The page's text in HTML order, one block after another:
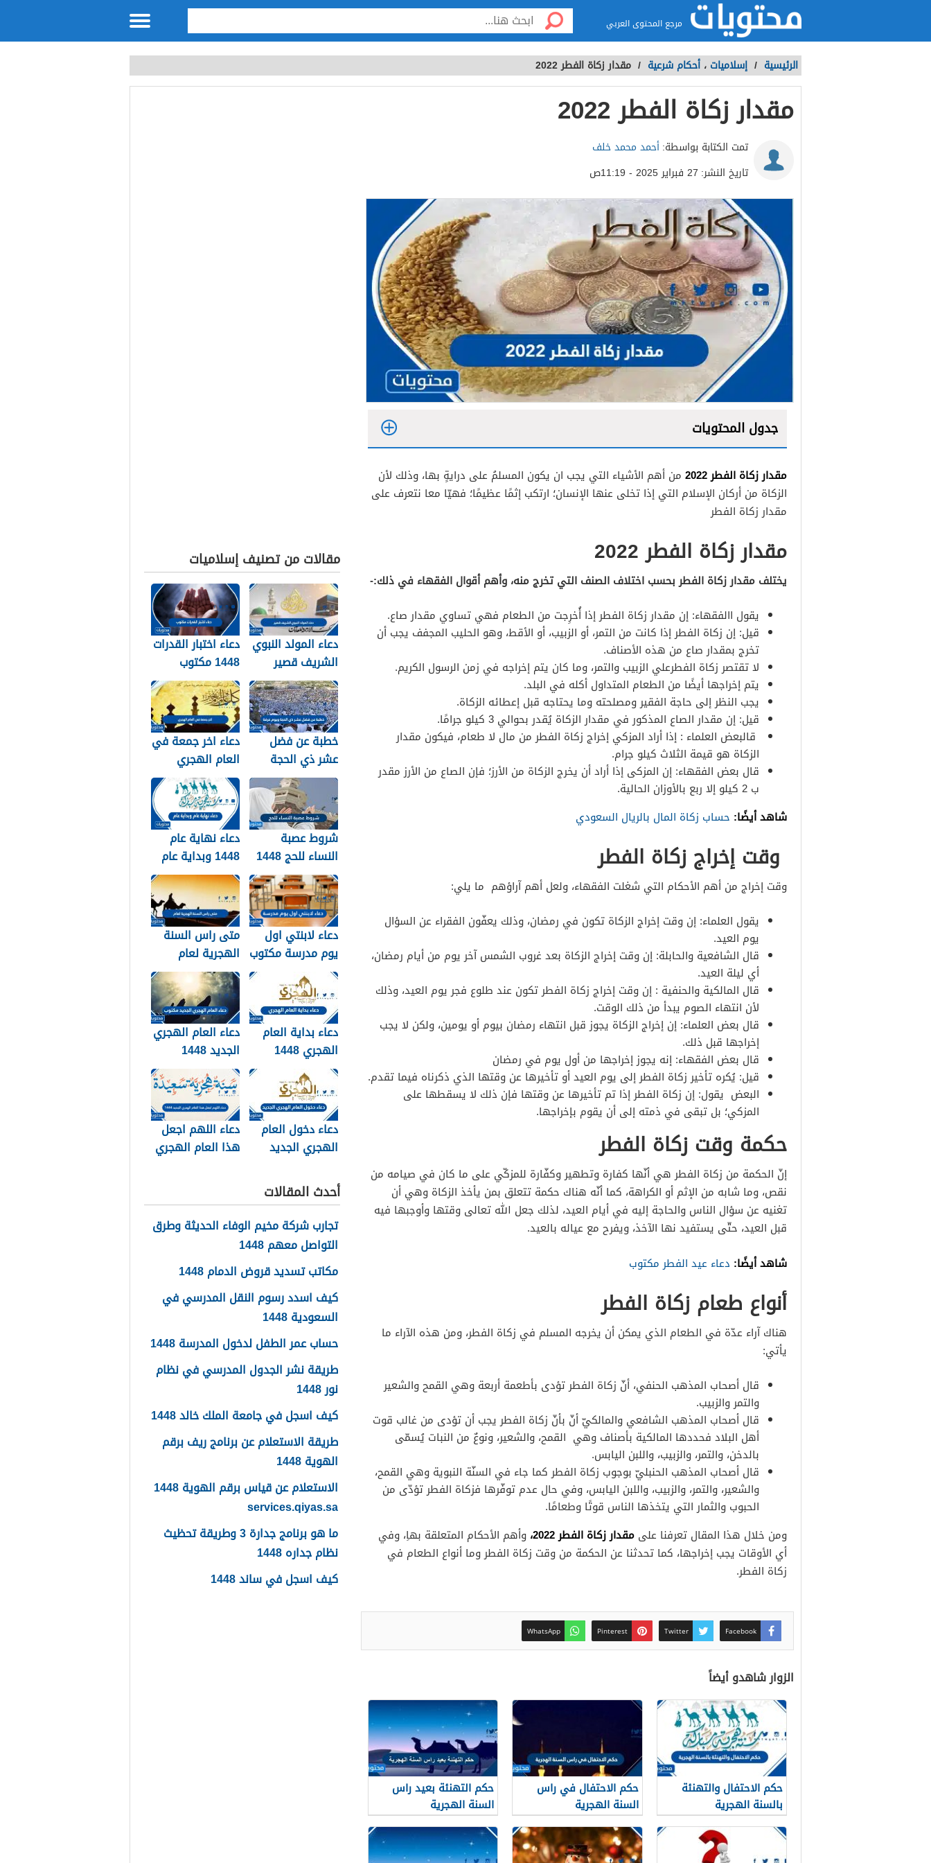
مرجع المحتوى العربي
الرئيسية / إسلاميات ، أحكام شرعية / مقدار زكاة الفطر 2022
مقدار زكاة الفطر 2022
تمت الكتابة بواسطة:أحمد محمد خلف
تاريخ النشر: 27 فبراير 2025 - 11:19ص
جدول المحتويات
مقدار زكاة الفطر 2022
من أهم الأشياء التي يجب ان يكون المسلمُ على درايةٍ بها، وذلك لأن
الزكاة من أركان الإسلام التي إذا تخلى عنها الإنسان؛ ارتكب إثمًا عظيمًا؛ فهيّا معا نتعرف على
مقدار زكاة الفطر
مقدار زكاة الفطر 2022
يختلف مقدار زكاة الفطر بحسب اختلاف الصنف التي تخرج منه، وأهم أقوال الفقهاء في ذلك:-
يقول االفقهاء: إن مقدار زكاة الفطر إذا أُخرِجت من الطعام فهي تساوي مقدار صاع.
قيل: إن زكاة الفطر إذا كانت من التمر، أو الزبيب، أو الأقط، وهو الحليب المجفف يجب أن
تخرج بمقدار صاع من هذه الأصناف.
لا تقتصر زكاة الفطرعلي الزبيب والتمر، وما كان يتم إخراجه في زمن الرسول الكريم.
يتم إخراجها أيضًا من الطعام المتداول أكله في البلد.
يجب النظر إلى حاجة الفقير ومصلحته وما يحتاجه قبل إعطائه الزكاة.
قيل: إن مقدار الصاع المذكور في مقدار الزكاة يُقدر بحوالي 3 كيلو جرامًا.
قالبعض العلماء : إذا أراد المزكي إخراج زكاة الفطر من مال لا طعام، فيكون مقدار
الزكاة هو قيمة الثلاث كيلو جرام.
قال بعض الفقهاء: إن المزكى إذا أراد أن يخرج الزكاة من الأرز؛ فإن الصاع من الأرز مقدر
ب 2 كيلو إلا ربع بالأوزان الحالية.
شاهد أيضًا: حساب زكاة المال بالريال السعودي
وقت إخراج زكاة الفطر
وقت إخراج من أهم الأحكام التي شغلت الفقهاء، ولعل أهم آراؤهم ما يلي:
يقول العلماء: إن وقت إخراج الزكاة تكون في رمضان، وذلك يعفّون الفقراء عن السؤال
يوم العيد.
قال الشافعية والحابلة: إن وقت إخراج الزكاة بعد غروب الشمس آخر يوم من أيام رمضان،
أي ليلة العيد.
قال المالكية والحنفية : إن وقت إخراج زكاة الفطر تكون عند طلوع فجر يوم العيد، وذلك
لأن انتهاء الصوم يبدأ من ذلك الوقت.
قال بعض العلماء: إن إخراج الزكاة يجوز قبل انتهاء رمضان بيوم أو يومين، ولكن لا يجب
إخراجها قبل ذلك.
قال بعض الفقهاء: إنه يجوز إخراجها من أول يوم في رمضان
قيل: يُكره تأخير زكاة الفطر إلى يوم العيد أو تأخيرها عن وقتها الذي ذكرناه فيما تقدم.
البعض يقول: إن زكاة الفطر إذا تم تأخيرها عن وقتها فإن ذلك لا يسقطها على
المزكي؛ بل تبقى في ذمته إلى أن يقوم بإخراجها.
حكمة وقت زكاة الفطر
إنّ الحكمة من زكاة الفطر هي أنّها كفارة وتطهير وكفّارة للمزكّي على ما كان في صيامه من
نقص، وما شابه من الإثم أو الكراهة، كما أنّه هناك حكمة تتعلق بمن يأخذ الزكاة وهي أن
تغنيه عن سؤال الناس والحاجة إليه في أيام العيد، لذلك جعل الله تعالى وقتها وأوجبها فيه
قبل العيد، حتّى يستفيد نها الآخذ، ويفرح مع عياله بالعيد.
شاهد أيضًا: دعاء عيد الفطر مكتوب
أنواع طعام زكاة الفطر
هناك آراء عدّة في الطعام الذي يمكن أن يخرجه المسلم في زكاة الفطر، ومن هذه الآراء ما
يأتي:
قال أصحاب المذهب الحنفي، أنّ زكاة الفطر تؤدى بأطعمة أربعة وهي القمح والشعير
والتمر والزبيب.
قال أصحاب المذهب الشافعي والمالكيّ أنّ بأنّ زكاة الفطر يجب أن تؤدى من غالب قوت
أهل البلاد فحددها المالكية بأصناف وهي القمح، والشعير، ونوعٌ من النبات يُسمّى
بالدخن، والتمر، والزبيب، واللبن اليابس.
قال أصحاب المذهب الحنبليّ بوجوب زكاة الفطر كما جاء في السنّة النبوية وهي القمح،
والشعير، والتمر، والزبيب، واللبن اليابس، وفي حال عدم توفّرها فزكاة الفطر تؤدّى من
الحبوب والثمار التي يتخذها الناس قوتًا وطعامًا.
ومن خلال هذا المقال تعرفنا على مقدار زكاة الفطر 2022،
وأهم الأحكام المتعلقة بهاِ، وفي
أي الأوقات يجب إخراجها، كما تحدثنا عن الحكمة من وقت زكاة الفطر وما أنواع الطعام في
زكاة الفطر.
Facebook
Twitter
Pinterest
WhatsApp
الزوار شاهدو أيضاً
حكم الاحتفال والتهنئة
بالسنة الهجرية
حكم الاحتفال في راس
السنة الهجرية
حكم التهنئة بعيد راس
السنة الهجرية
مقالات من تصنيف إسلاميات
دعاء المولد النبوي
الشريف قصير
2026 مكتوب
دعاء اختبار القدرات
1448 مكتوب
خطبة عن فضل
عشر ذي الحجة
ويوم عرفة 1448 /
2026
دعاء اخر جمعة في
العام الهجري
1447 ودخول العام
الجديد 1448
شروط عصبة
النساء للحج 1448
دعاء نهاية عام
1448 وبداية عام
1449
دعاء لابنتي اول
يوم مدرسة مكتوب
وبالصور 2026
متى راس السنة
الهجرية لعام
2026
دعاء بداية العام
الهجري 1448
مكتوب وبالصور
2026
دعاء العام الهجري
الجديد 1448
مكتوب
دعاء دخول العام
الهجري الجديد
دعاء اللهم اجعل
هذا العام الهجري
أحدث المقالات
تجارب شركة مخيم الوفاء الحديثة وطرق
التواصل معهم 1448
مكاتب تسديد قروض الدمام 1448
كيف اسدد رسوم النقل المدرسي في
السعودية 1448
حساب عمر الطفل لدخول المدرسة 1448
طريقة نشر الجدول المدرسي في نظام
نور 1448
كيف اسجل في جامعة الملك خالد 1448
طريقة الاستعلام عن برنامج ريف برقم
الهوية 1448
الاستعلام عن قياس برقم الهوية 1448
services.qiyas.sa
ما هو برنامج جدارة 3 وطريقة تحظيث
نظام جداره 1448
كيف اسجل في ساند 1448